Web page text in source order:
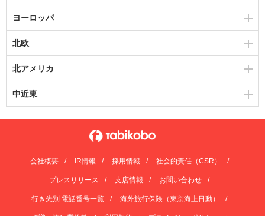
ヨーロッパ
北欧
北アメリカ
中近東
会社概要 IR情報 採用情報 社会的責任（CSR）
プレスリリース 支店情報 お問い合わせ
行き先別 電話番号一覧 海外旅行保険（東京海上日動）